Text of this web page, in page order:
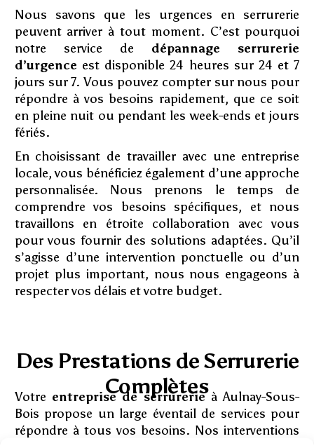
Nous savons que les urgences en serrurerie
peuvent arriver à tout moment. C’est pourquoi
notre service de dépannage serrurerie
d’urgence est disponible 24 heures sur 24 et 7
jours sur 7. Vous pouvez compter sur nous pour
répondre à vos besoins rapidement, que ce soit
en pleine nuit ou pendant les week-ends et jours
fériés.
En choisissant de travailler avec une entreprise
locale, vous bénéficiez également d’une approche
personnalisée. Nous prenons le temps de
comprendre vos besoins spécifiques, et nous
travaillons en étroite collaboration avec vous
pour vous fournir des solutions adaptées. Qu’il
s’agisse d’une intervention ponctuelle ou d’un
projet plus important, nous nous engageons à
respecter vos délais et votre budget.
Des Prestations de Serrurerie
Complètes
Votre entreprise de serrurerieà Aulnay-Sous-
Bois propose un large éventail de services pour
répondre à tous vos besoins. Nos interventions